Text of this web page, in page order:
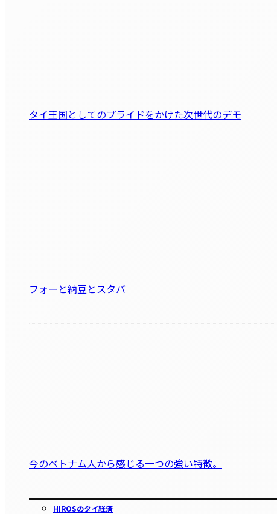
タイ王国としてのプライドをかけた次世代のデモ
フォーと納豆とスタバ
今のベトナム人から感じる一つの強い特徴。
HIROSのタイ経済